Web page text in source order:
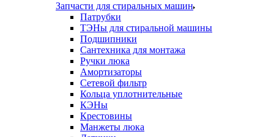
Запчасти для стиральных машин
Патрубки
ТЭНы для стиральной машины
Подшипники
Сантехника для монтажа
Ручки люка
Амортизаторы
Сетевой фильтр
Кольца уплотнительные
КЭНы
Крестовины
Манжеты люка